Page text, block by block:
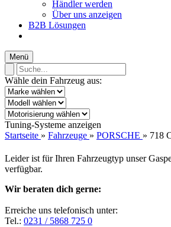
Händler werden
Über uns anzeigen
B2B Lösungen
Menü
Wähle dein Fahrzeug aus:
Tuning-Systeme anzeigen
Startseite » Fahrzeuge » PORSCHE » 718
Leider ist für Ihren Fahrzeugtyp unser
verfügbar.
Wir beraten dich gerne:
Erreiche uns telefonisch unter:
Tel.: 0231 / 5868 725 0